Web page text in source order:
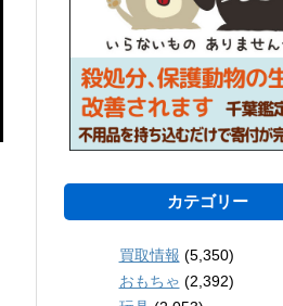
カテゴリー
買取情報 (5,350)
おもちゃ (2,392)